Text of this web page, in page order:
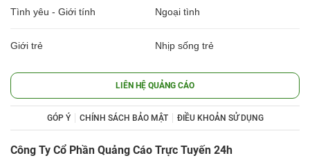
Tình yêu - Giới tính Ngoại tình
Giới trẻ Nhịp sống trẻ
LIÊN HỆ QUẢNG CÁO
GÓP Ý CHÍNH SÁCH BẢO MẬT ĐIỀU KHOẢN SỬ DỤNG
Công Ty Cổ Phần Quảng Cáo Trực Tuyến 24h